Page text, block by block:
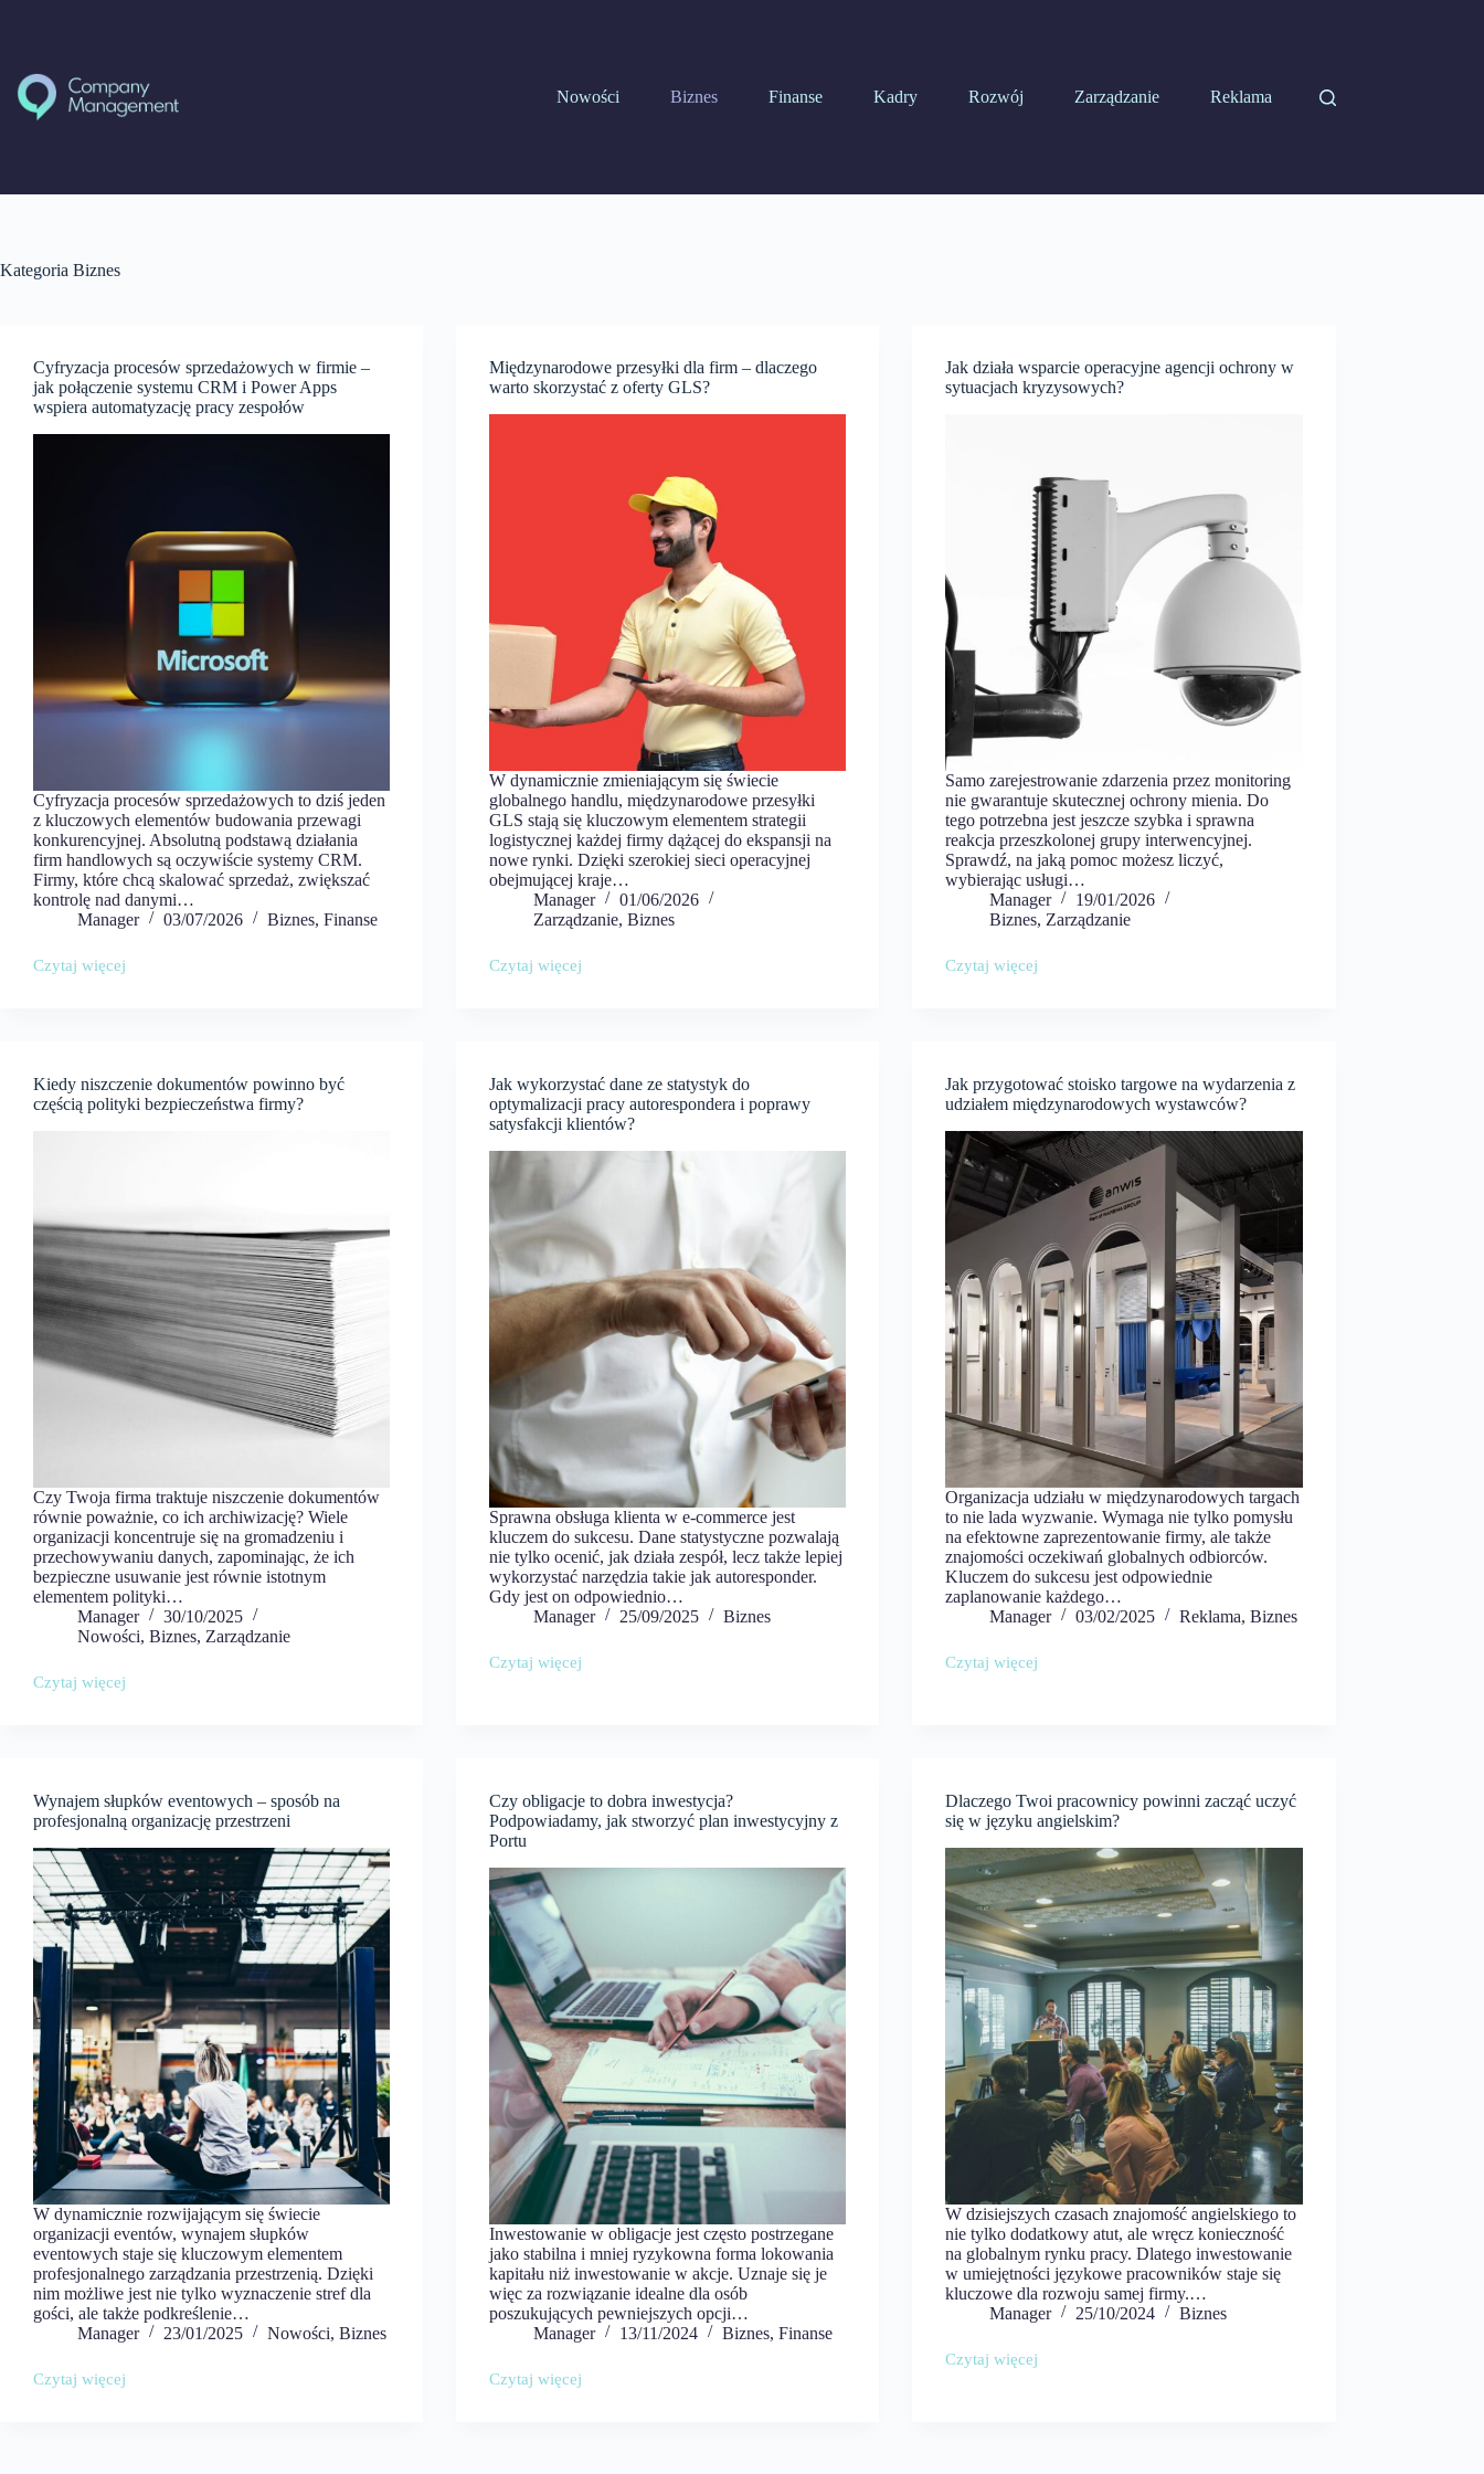
Nowości Biznes Finanse Kadry Rozwój Zarządzanie Reklama
Kategoria Biznes
Cyfryzacja procesów sprzedażowych w firmie –
jak połączenie systemu CRM i Power Apps
wspiera automatyzację pracy zespołów
Cyfryzacja procesów sprzedażowych to dziś jeden
z kluczowych elementów budowania przewagi
konkurencyjnej. Absolutną podstawą działania
firm handlowych są oczywiście systemy CRM.
Firmy, które chcą skalować sprzedaż, zwiększać
kontrolę nad danymi…
Manager
03/07/2026 Biznes, Finanse
Czytaj więcej
Cyfryzacja
jak
połączenie
wspiera
automatyzację
pracy
zespołów
Międzynarodowe przesyłki dla firm – dlaczego
warto skorzystać z oferty GLS?
W dynamicznie zmieniającym się świecie
globalnego handlu, międzynarodowe przesyłki
GLS stają się kluczowym elementem strategii
logistycznej każdej firmy dążącej do ekspansji na
nowe rynki. Dzięki szerokiej sieci operacyjnej
obejmującej kraje…
Manager
01/06/2026
Zarządzanie,Biznes
Czytaj więcej
Międzynarodowe
warto
skorzystać
z
GLS?
Jak działa wsparcie operacyjne agencji ochrony w
sytuacjach kryzysowych?
Samo zarejestrowanie zdarzenia przez monitoring
nie gwarantuje skutecznej ochrony mienia. Do
tego potrzebna jest jeszcze szybka i sprawna
reakcja przeszkolonej grupy interwencyjnej.
Sprawdź, na jaką pomoc możesz liczyć,
wybierając usługi…
Manager
19/01/2026
Biznes, Zarządzanie
Czytaj więcej
Jak
w
sytuacjach
Kiedy niszczenie dokumentów powinno być
częścią polityki bezpieczeństwa firmy?
Czy Twoja firma traktuje niszczenie dokumentów
równie poważnie, co ich archiwizację? Wiele
organizacji koncentruje się na gromadzeniu i
przechowywaniu danych, zapominając, że ich
bezpieczne usuwanie jest równie istotnym
elementem polityki…
Manager
30/10/2025
Nowości, Biznes, Zarządzanie
Czytaj więcej
Kiedy
polityki
bezpieczeństwa
Jak wykorzystać dane ze statystyk do
optymalizacji pracy autorespondera i poprawy
satysfakcji klientów?
Sprawna obsługa klienta w e-commerce jest
kluczem do sukcesu. Dane statystyczne pozwalają
nie tylko ocenić, jak działa zespół, lecz także lepiej
wykorzystać narzędzia takie jak autoresponder.
Gdy jest on odpowiednio…
Manager
25/09/2025 Biznes
Czytaj więcej
Jak
pracy
autorespondera
i
satysfakcji
klientów?
Jak przygotować stoisko targowe na wydarzenia z
udziałem międzynarodowych wystawców?
Organizacja udziału w międzynarodowych targach
to nie lada wyzwanie. Wymaga nie tylko pomysłu
na efektowne zaprezentowanie firmy, ale także
znajomości oczekiwań globalnych odbiorców.
Kluczem do sukcesu jest odpowiednie
zaplanowanie każdego…
Manager
03/02/2025 Reklama,Biznes
Czytaj więcej
Jak
udziałem
międzynarodowych
Wynajem słupków eventowych – sposób na
profesjonalną organizację przestrzeni
W dynamicznie rozwijającym się świecie
organizacji eventów, wynajem słupków
eventowych staje się kluczowym elementem
profesjonalnego zarządzania przestrzenią. Dzięki
nim możliwe jest nie tylko wyznaczenie stref dla
gości, ale także podkreślenie…
Manager
23/01/2025 Nowości, Biznes
Czytaj więcej
Wynajem
Czy obligacje to dobra inwestycja?
Podpowiadamy, jak stworzyć plan inwestycyjny z
Portu
Inwestowanie w obligacje jest często postrzegane
jako stabilna i mniej ryzykowna forma lokowania
kapitału niż inwestowanie w akcje. Uznaje się je
więc za rozwiązanie idealne dla osób
poszukujących pewniejszych opcji…
Manager
13/11/2024 Biznes,Finanse
Czytaj więcej
Czy
Dlaczego Twoi pracownicy powinni zacząć uczyć
się w języku angielskim?
W dzisiejszych czasach znajomość angielskiego to
nie tylko dodatkowy atut, ale wręcz konieczność
na globalnym rynku pracy. Dlatego inwestowanie
w umiejętności językowe pracowników staje się
kluczowe dla rozwoju samej firmy.…
Manager
25/10/2024 Biznes
Czytaj więcej
Dlaczego